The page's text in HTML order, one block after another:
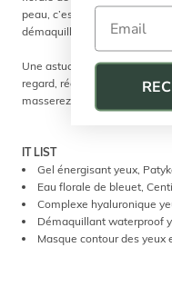
peau, c’est pourquoi on peut
démaquillage et le nettoyage.
Une astuce ? Les glaçons au
regard, réalisez des glaçons
masserez les cernes et le
IT LIST
Gel énergisant yeux,
Eau florale de bleuet,
Complexe hyaluronique
Démaquillant waterproof
Masque contour des yeux
Email